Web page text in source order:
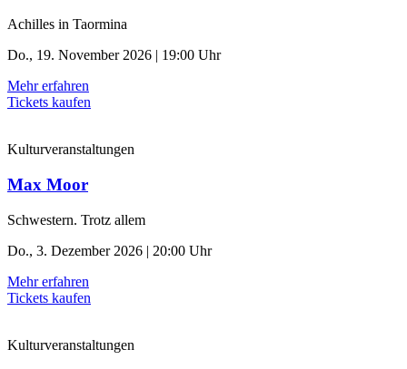
Achilles in Taormina
Do., 19. November 2026 | 19:00 Uhr
Mehr erfahren
Tickets kaufen
Kulturveranstaltungen
Max Moor
Schwestern. Trotz allem
Do., 3. Dezember 2026 | 20:00 Uhr
Mehr erfahren
Tickets kaufen
Kulturveranstaltungen